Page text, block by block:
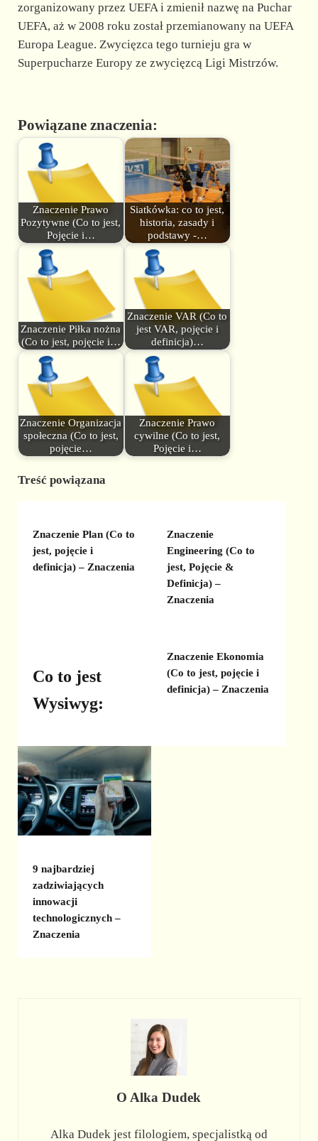
zorganizowany przez UEFA i zmienił nazwę na Puchar
UEFA, aż w 2008 roku został przemianowany na UEFA
Europa League. Zwycięzca tego turnieju gra w
Superpucharze Europy ze zwycięzcą Ligi Mistrzów.
Powiązane znaczenia:
Znaczenie Prawo
Pozytywne (Co to jest,
Pojęcie i…
Siatkówka: co to jest,
historia, zasady i
podstawy -…
Znaczenie Piłka nożna
(Co to jest, pojęcie i…
Znaczenie VAR (Co to
jest VAR, pojęcie i
definicja)…
Znaczenie Organizacja
społeczna (Co to jest,
pojęcie…
Znaczenie Prawo
cywilne (Co to jest,
Pojęcie i…
Treść powiązana
Znaczenie Plan (Co to
jest, pojęcie i
definicja) – Znaczenia
Znaczenie
Engineering (Co to
jest, Pojęcie &
Definicja) –
Znaczenia
Co to jest
Wysiwyg:
Znaczenie Ekonomia
(Co to jest, pojęcie i
definicja) – Znaczenia
9 najbardziej
zadziwiających
innowacji
technologicznych –
Znaczenia
OAlka Dudek
Alka Dudek jest filologiem, specjalistką od